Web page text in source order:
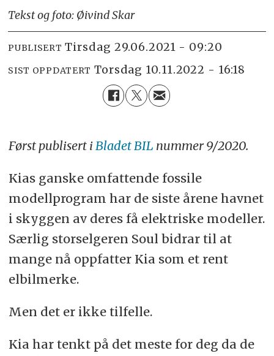
Tekst og foto: Øivind Skar
PUBLISERT tirsdag 29.06.2021 - 09:20
SIST OPPDATERT torsdag 10.11.2022 - 16:18
Først publisert iBladet BIL nummer 9/2020.
Kias ganske omfattende fossile
modellprogram har de siste årene havnet
i skyggen av deres få elektriske modeller.
Særlig storselgeren Soul bidrar til at
mange nå oppfatter Kia som et rent
elbilmerke.
Men det er ikke tilfelle.
Kia har tenkt på det meste for deg da de